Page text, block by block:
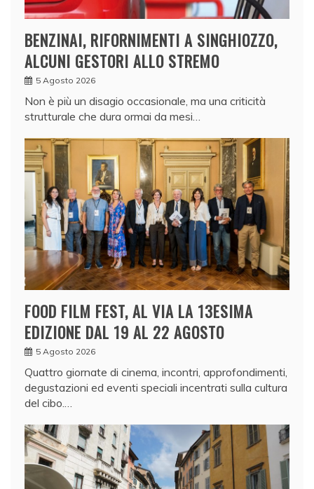
BENZINAI, RIFORNIMENTI A SINGHIOZZO,
ALCUNI GESTORI ALLO STREMO
5 Agosto 2026
Non è più un disagio occasionale, ma una criticità
strutturale che dura ormai da mesi…
FOOD FILM FEST, AL VIA LA 13ESIMA
EDIZIONE DAL 19 AL 22 AGOSTO
5 Agosto 2026
Quattro giornate di cinema, incontri, approfondimenti,
degustazioni ed eventi speciali incentrati sulla cultura
del cibo.…